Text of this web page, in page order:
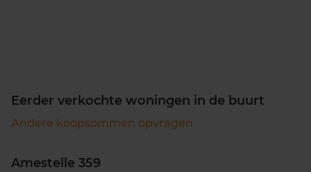
Eerder verkochte woningen in de buurt
Andere koopsommen opvragen
Amestelle 359